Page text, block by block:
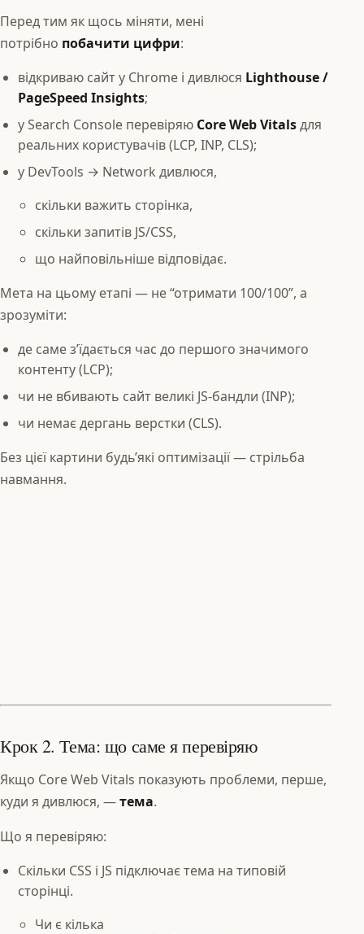
Перед тим як щось міняти, мені
потрібно побачити цифри:
відкриваю сайт у Chrome і дивлюся Lighthouse /
PageSpeed Insights;
у Search Console перевіряю Core Web Vitalsдля
реальних користувачів (LCP, INP, CLS);
у DevTools → Network дивлюся,
скільки важить сторінка,
скільки запитів JS/CSS,
що найповільніше відповідає.
Мета на цьому етапі — не “отримати 100/100”, а
зрозуміти:
де саме з’їдається час до першого значимого
контенту (LCP);
чи не вбивають сайт великі JS‑бандли (INP);
чи немає дергань верстки (CLS).
Без цієї картини будь’які оптимізації — стрільба
навмання.
Крок 2. Тема: що саме я перевіряю
Якщо Core Web Vitals показують проблеми, перше,
куди я дивлюся, —тема.
Що я перевіряю:
Скільки CSS і JS підключає тема на типовій
сторінці.
Чи є кілька